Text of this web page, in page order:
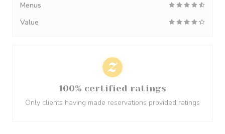
Menus
Value
100% certified ratings
Only clients having made reservations provided ratings